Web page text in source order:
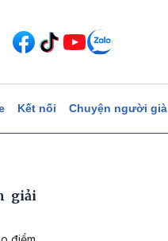
Kết nối Chuyện người già
giải